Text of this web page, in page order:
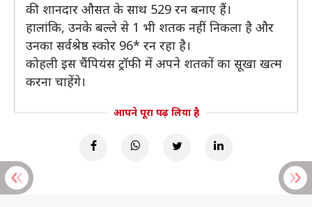
की शानदार औसत के साथ 529 रन बनाए हैं।
हालांकि, उनके बल्ले से 1 भी शतक नहीं निकला है और
उनका सर्वश्रेष्ठ स्कोर 96* रन रहा है।
कोहली इस चैंपियंस ट्रॉफी में अपने शतकों का सूखा खत्म
करना चाहेंगे।
आपने पूरा पढ़ लिया है